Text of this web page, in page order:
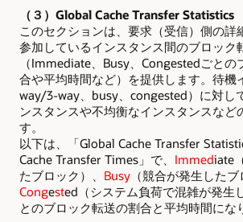
（３）Global Cache Transfer Statistics
このセクションは、要求（受信）側の詳
参加しているインスタンス間のブロック
（Immediate、Busy、Congestedごとの
合や平均時間など）を提供します。待機
way/3-way、busy、congested）に対し
ンスタンスや不均衡なインスタンスなど
す。
以下は、「Global Cache Transfer
Cache Transfer Times」で、 Immediate
たブロック）、 Busy （競合が発生したブ
Congested（システム負荷で混雑が発生
とのブロック転送の割合と平均時間にな